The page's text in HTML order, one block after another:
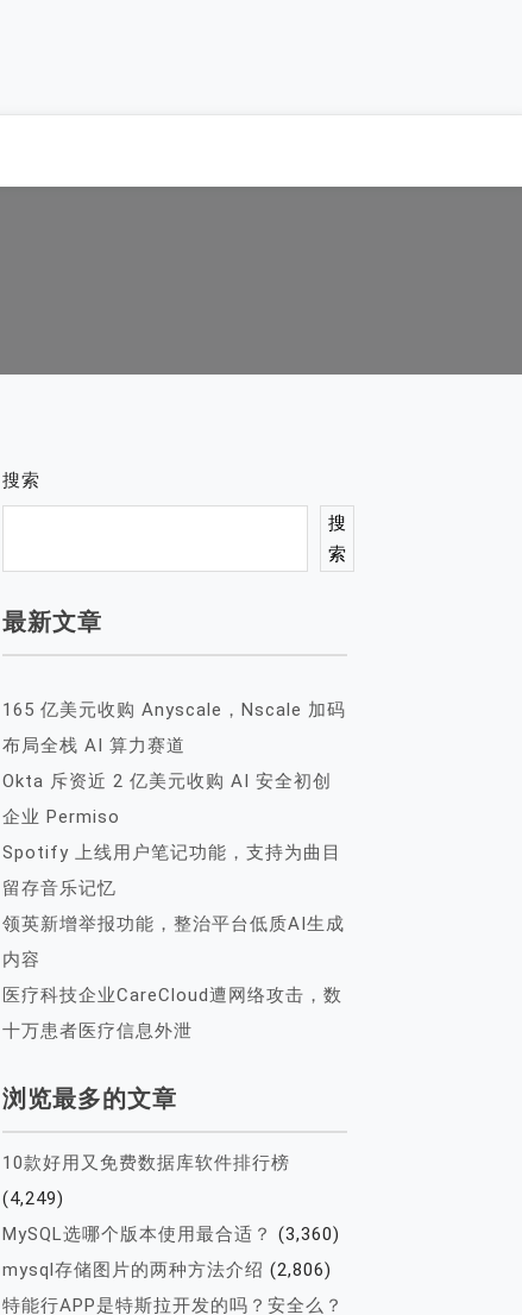
搜索
搜
索
最新文章
165 亿美元收购 Anyscale，Nscale 加码
布局全栈 AI 算力赛道
Okta 斥资近 2 亿美元收购 AI 安全初创
企业 Permiso
Spotify 上线用户笔记功能，支持为曲目
留存音乐记忆
领英新增举报功能，整治平台低质AI生成
内容
医疗科技企业CareCloud遭网络攻击，数
十万患者医疗信息外泄
浏览最多的文章
10款好用又免费数据库软件排行榜
(4,249)
MySQL选哪个版本使用最合适？ (3,360)
mysql存储图片的两种方法介绍 (2,806)
特能行APP是特斯拉开发的吗？安全么？